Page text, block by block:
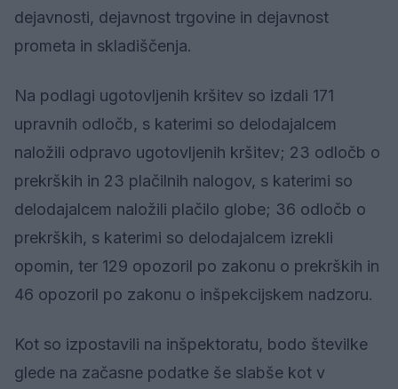
dejavnosti, dejavnost trgovine in dejavnost
prometa in skladiščenja.
Na podlagi ugotovljenih kršitev so izdali 171
upravnih odločb, s katerimi so delodajalcem
naložili odpravo ugotovljenih kršitev; 23 odločb o
prekrških in 23 plačilnih nalogov, s katerimi so
delodajalcem naložili plačilo globe; 36 odločb o
prekrških, s katerimi so delodajalcem izrekli
opomin, ter 129 opozoril po zakonu o prekrških in
46 opozoril po zakonu o inšpekcijskem nadzoru.
Kot so izpostavili na inšpektoratu, bodo številke
glede na začasne podatke še slabše kot v